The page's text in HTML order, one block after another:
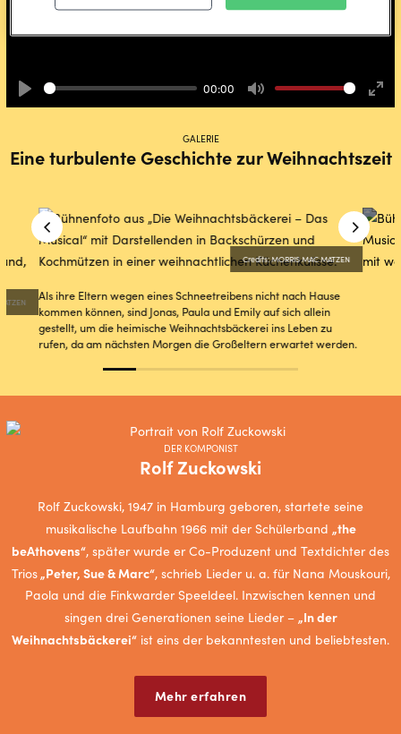
Play
00:00
Mute
GALERIE
Eine turbulente Geschichte zur Weihnachtszeit
Credits: MORRIS MAC MATZEN
Als ihre Eltern wegen eines Schneetreibens nicht nach Hause
kommen können, sind Jonas, Paula und Emily auf sich allein
gestellt, um die heimische Weihnachtsbäckerei ins Leben zu
rufen, da am nächsten Morgen die Großeltern erwartet werden.
DER KOMPONIST
Rolf Zuckowski
Rolf Zuckowski, 1947 in Hamburg geboren, startete seine
musikalische Laufbahn 1966 mit der Schülerband „the
beAthovens“, später wurde er Co-Produzent und Textdichter des
Trios„Peter, Sue & Marc“, schrieb Lieder u. a. für Nana Mouskouri,
Paola und die Finkwarder Speeldeel. Inzwischen kennen und
singen drei Generationen seine Lieder – „In der
Weihnachtsbäckerei“ ist eins der bekanntesten und beliebtesten.
Mehr erfahren